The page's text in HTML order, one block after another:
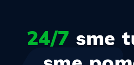
24/7 sme